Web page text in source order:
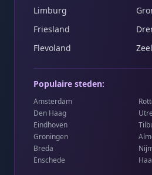
Limburg
Friesland
Flevoland
Populaire steden:
Amsterdam
Den Haag
Eindhoven
Groningen
Breda
Enschede